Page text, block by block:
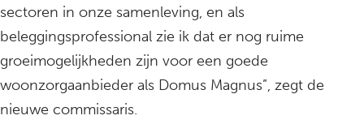
sectoren in onze samenleving, en als
beleggingsprofessional zie ik dat er nog ruime
groeimogelijkheden zijn voor een goede
woonzorgaanbieder als Domus Magnus”, zegt de
nieuwe commissaris.